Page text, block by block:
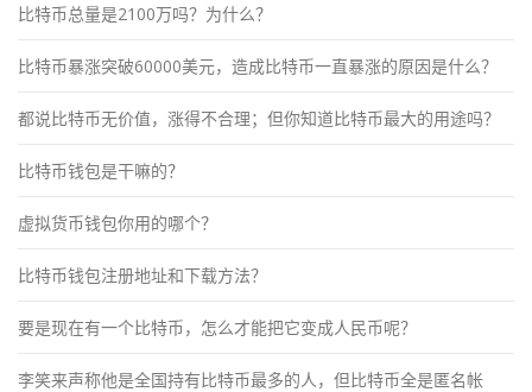
比特币总量是2100万吗？为什么？
比特币暴涨突破60000美元，造成比特币一直暴涨的原因是什么？
都说比特币无价值，涨得不合理；但你知道比特币最大的用途吗？
比特币钱包是干嘛的？
虚拟货币钱包你用的哪个？
比特币钱包注册地址和下载方法？
要是现在有一个比特币，怎么才能把它变成人民币呢？
李笑来声称他是全国持有比特币最多的人，但比特币全是匿名帐